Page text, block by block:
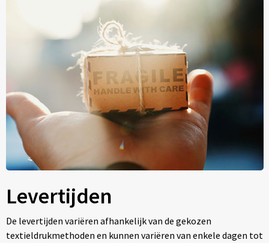
Levertijden
De levertijden variëren afhankelijk van de gekozen
textieldrukmethoden en kunnen variëren van enkele dagen tot